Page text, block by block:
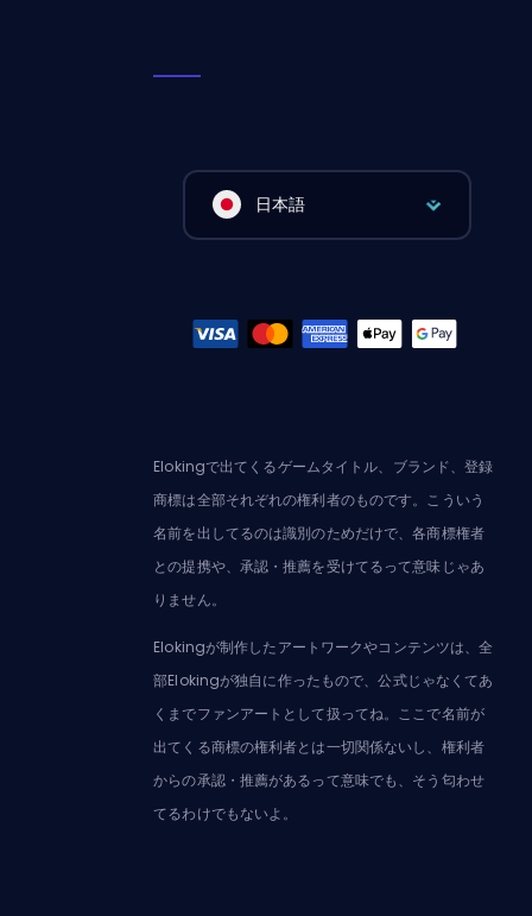
日本語
Elokingで出てくるゲームタイトル、ブランド、登録
商標は全部それぞれの権利者のものです。こういう
名前を出してるのは識別のためだけで、各商標権者
との提携や、承認・推薦を受けてるって意味じゃあ
りません。
Elokingが制作したアートワークやコンテンツは、全
部Elokingが独自に作ったもので、公式じゃなくてあ
くまでファンアートとして扱ってね。ここで名前が
出てくる商標の権利者とは一切関係ないし、権利者
からの承認・推薦があるって意味でも、そう匂わせ
てるわけでもないよ。